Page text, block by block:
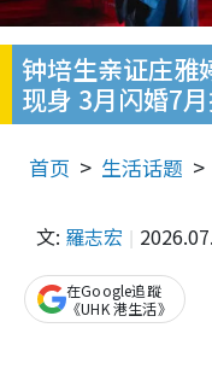
钟培生亲证庄雅
现身 3月闪婚7
首页 生活话题
文: 羅志宏
在Google追蹤
《UHK 港生活》